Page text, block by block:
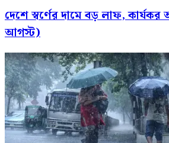
দেশে স্বর্ণের দামে বড় লাফ,
আগস্ট)